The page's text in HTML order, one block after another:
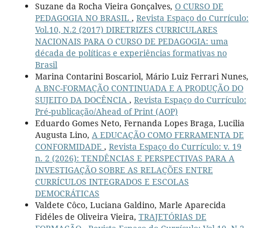
Suzane da Rocha Vieira Gonçalves, O CURSO DE
PEDAGOGIA NO BRASIL , Revista Espaço do Currículo:
Vol.10, N.2 (2017) DIRETRIZES CURRICULARES
NACIONAIS PARA O CURSO DE PEDAGOGIA: uma
década de políticas e experiências formativas no
Brasil
Marina Contarini Boscariol, Mário Luiz Ferrari Nunes,
A BNC-FORMAÇÃO CONTINUADA E A PRODUÇÃO DO
SUJEITO DA DOCÊNCIA , Revista Espaço do Currículo:
Pré-publicação/Ahead of Print (AOP)
Eduardo Gomes Neto, Fernanda Lopes Braga, Lucilia
Augusta Lino, A EDUCAÇÃO COMO FERRAMENTA DE
CONFORMIDADE , Revista Espaço do Currículo: v. 19
n. 2 (2026): TENDÊNCIAS E PERSPECTIVAS PARA A
INVESTIGAÇÃO SOBRE AS RELAÇÕES ENTRE
CURRÍCULOS INTEGRADOS E ESCOLAS
DEMOCRÁTICAS
Valdete Côco, Luciana Galdino, Marle Aparecida
Fidéles de Oliveira Vieira, TRAJETÓRIAS DE